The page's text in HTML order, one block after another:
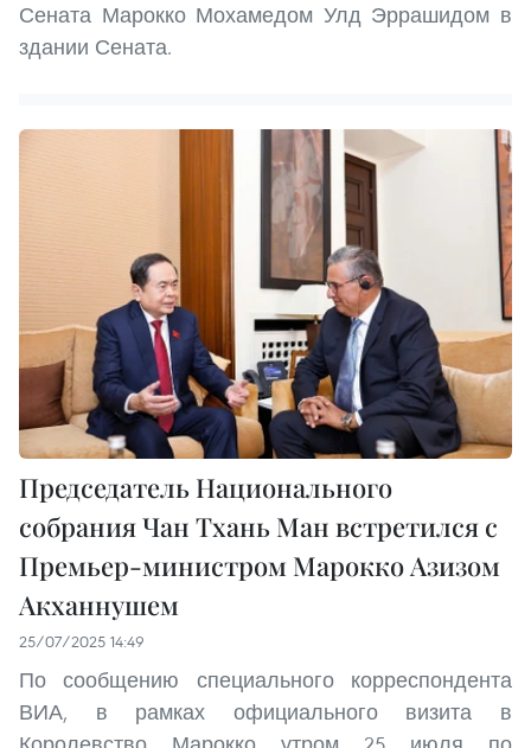
Сената Марокко Мохамедом Улд Эррашидом в
здании Сената.
Председатель Национального
собрания Чан Тхань Ман встретился с
Премьер-министром Марокко Азизом
Акханнушем
25/07/2025 14:49
По сообщению специального корреспондента
ВИА, в рамках официального визита в